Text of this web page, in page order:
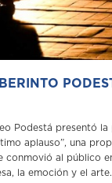
Podestá presentó
aplauso”, una
conmovió al público
la emoción y el arte.